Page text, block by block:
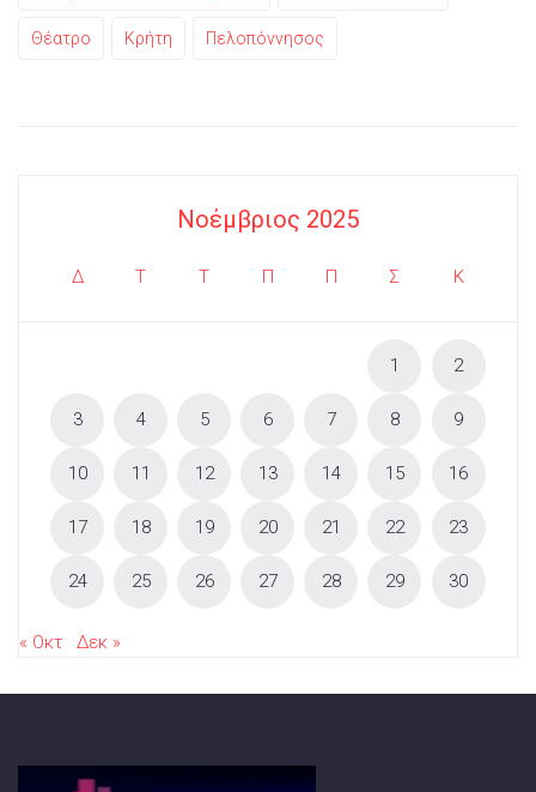
Θέατρο Κρήτη Πελοπόννησος
Νοέμβριος 2025
Δ Τ Τ Π Π Σ Κ
1 2
3 4 5 6 7 8 9
10 11 12 13 14 15 16
17 18 19 20 21 22 23
24 25 26 27 28 29 30
« Οκτ Δεκ »